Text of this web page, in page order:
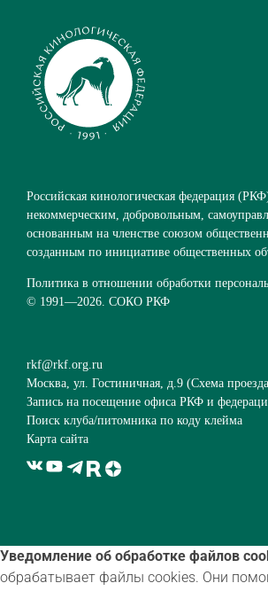
Российская кинологическая федерация
некоммерческим, добровольным,
основанным на членстве союзом
созданным по инициативе общественных
Политика в отношении обработки
© 1991—2026. СОКО РКФ
rkf@rkf.org.ru
Москва, ул. Гостиничная, д.9 (Схема проезда
Запись на посещение офиса РКФ и
Поиск клуба/питомника по коду клейма
Карта сайта
Уведомление об обработке файлов
обрабатывает файлы cookies. Они